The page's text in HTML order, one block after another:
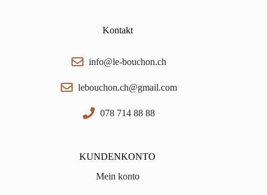
Kontakt
info@le-bouchon.ch
lebouchon.ch@gmail.com
078 714 88 88
KUNDENKONTO
Mein konto